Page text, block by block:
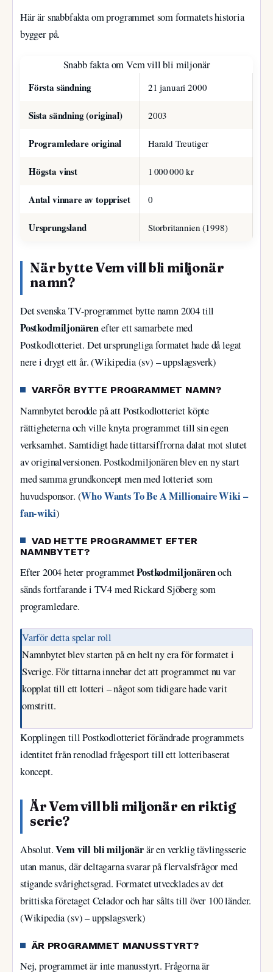
Här är snabbfakta om programmet som formatets historia
bygger på.
Snabb fakta om Vem vill bli miljonär
Första sändning
21 januari 2000
Sista sändning (original) 2003
Programledare original Harald Treutiger
Högsta vinst 1 000 000 kr
Antal vinnare av toppriset 0
Ursprungsland Storbritannien (1998)
När bytte Vem vill bli miljonär
namn?
Det svenska TV-programmet bytte namn 2004 till
Postkodmiljonärenefter ett samarbete med
Postkodlotteriet. Det ursprungliga formatet hade då legat
nere i drygt ett år. (Wikipedia (sv) – uppslagsverk)
VARFÖR BYTTE PROGRAMMET NAMN?
Namnbytet berodde på att Postkodlotteriet köpte
rättigheterna och ville knyta programmet till sin egen
verksamhet. Samtidigt hade tittarsiffrorna dalat mot slutet
av originalversionen. Postkodmiljonären blev en ny start
med samma grundkoncept men med lotteriet som
huvudsponsor. (Who Wants To Be A Millionaire Wiki –
fan-wiki)
VAD HETTE PROGRAMMET EFTER
NAMNBYTET?
Efter 2004 heter programmetPostkodmiljonärenoch
sänds fortfarande i TV4 med Rickard Sjöberg som
programledare.
Varför detta spelar roll
Namnbytet blev starten på en helt ny era för formatet i
Sverige. För tittarna innebar det att programmet nu var
kopplat till ett lotteri – något som tidigare hade varit
omstritt.
Kopplingen till Postkodlotteriet förändrade programmets
identitet från renodlad frågesport till ett lotteribaserat
koncept.
Är Vem vill bli miljonär en riktig
serie?
Absolut.Vem vill bli miljonärär en verklig tävlingsserie
utan manus, där deltagarna svarar på flervalsfrågor med
stigande svårighetsgrad. Formatet utvecklades av det
brittiska företaget Celador och har sålts till över 100 länder.
(Wikipedia (sv) – uppslagsverk)
ÄR PROGRAMMET MANUSSTYRT?
Nej, programmet är inte manusstyrt. Frågorna är